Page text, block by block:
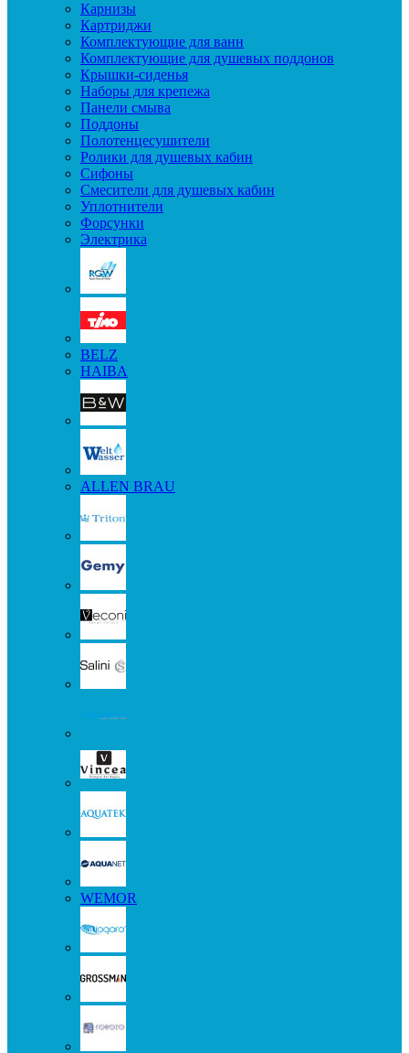
Карнизы
Картриджи
Комплектующие для ванн
Комплектующие для душевых поддонов
Крышки-сиденья
Наборы для крепежа
Панели смыва
Поддоны
Полотенцесушители
Ролики для душевых кабин
Сифоны
Смесители для душевых кабин
Уплотнители
Форсунки
Электрика
BELZ
HAIBA
ALLEN BRAU
WEMOR